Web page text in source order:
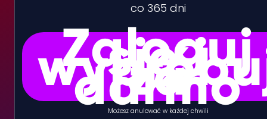
co 365 dni
Zaloguj
się i
za
darmo
Możesz anulować w każdej chwili